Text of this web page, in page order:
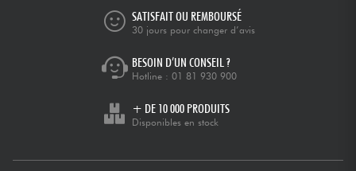
SATISFAIT OU REMBOURSÉ
30 jours pour changer d’avis
BESOIN D’UN CONSEIL ?
Hotline : 01 81 930 900
+ DE 10 000 PRODUITS
Disponibles en stock